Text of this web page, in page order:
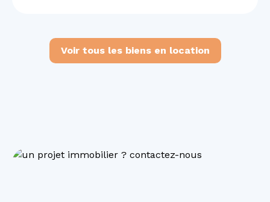
séjour lumineux, de deux chambres, d’une
salle de bains, d’un WC ainsi que d’une
organiser une visite et découvrir votre futur
Voir tous les biens en location